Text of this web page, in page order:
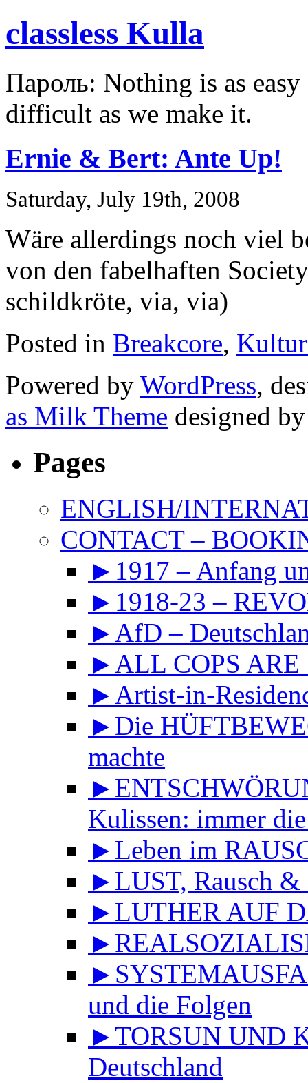
classless Kulla
Пароль: Nothing is as
difficult as we make it.
Ernie & Bert: Ante Up!
Saturday, July 19th, 2008
Wäre allerdings noch viel
von den fabelhaften
schildkröte, via, via)
Posted in Breakcore,
Powered by WordPress,
as Milk Theme designed
Pages
ENGLISH/
CONTACT –
►1917 – Anfang
►1918-23 –
►AfD –
►ALL COPS ARE
►Artist-in-
►Die
machte
Kulissen: immer
►Leben im
►LUST, Rausch
►LUTHER AUF
und die Folgen
►TORSUN UND
Deutschland